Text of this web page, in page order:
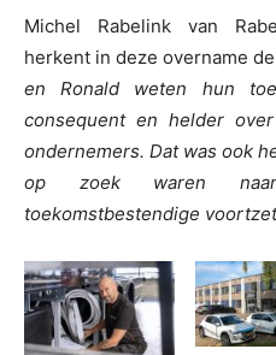
Michel Rabelink van
herkent in deze overname
en Ronald weten hun
consequent en helder
ondernemers. Dat was ook
op zoek waren
toekomstbestendige